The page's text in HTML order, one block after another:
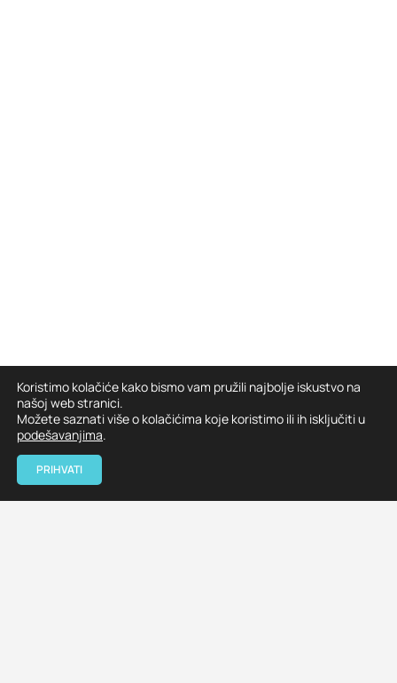
Koristimo kolačiće kako bismo vam pružili najbolje iskustvo na
našoj web stranici.
Možete saznati više o kolačićima koje koristimo ili ih isključiti u
podešavanjima.
PRIHVATI